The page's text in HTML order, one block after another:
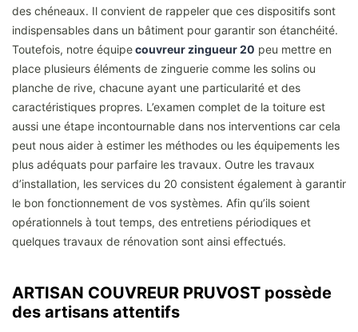
des chéneaux. Il convient de rappeler que ces dispositifs sont
indispensables dans un bâtiment pour garantir son étanchéité.
Toutefois, notre équipecouvreur zingueur 20 peu mettre en
place plusieurs éléments de zinguerie comme les solins ou
planche de rive, chacune ayant une particularité et des
caractéristiques propres. L’examen complet de la toiture est
aussi une étape incontournable dans nos interventions car cela
peut nous aider à estimer les méthodes ou les équipements les
plus adéquats pour parfaire les travaux. Outre les travaux
d’installation, les services du 20 consistent également à garantir
le bon fonctionnement de vos systèmes. Afin qu’ils soient
opérationnels à tout temps, des entretiens périodiques et
quelques travaux de rénovation sont ainsi effectués.
ARTISAN COUVREUR PRUVOST possède
des artisans attentifs